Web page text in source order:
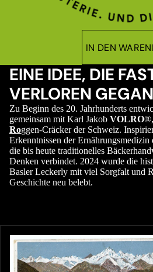
IN DEN
EINE IDEE, DIE
VERLOREN
Zu Beginn des 20. Jahrhunderts
gemeinsam mit Karl Jakob VOLRO®,
Roggen-Cräcker der Schweiz.
Erkenntnissen der Ernährungsmedizin
die bis heute traditionelles
Denken verbindet. 2024 wurde die
Basler Leckerly mit viel Sorgfalt und
Geschichte neu belebt.